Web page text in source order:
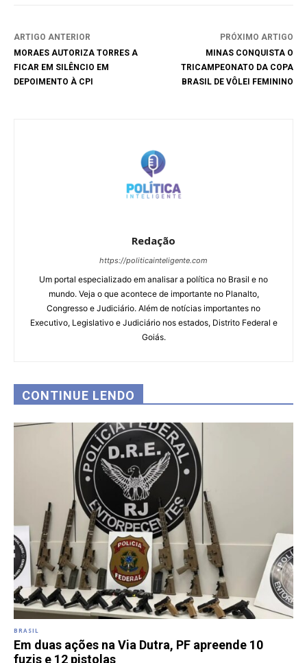
ARTIGO ANTERIOR
MORAES AUTORIZA TORRES A
FICAR EM SILÊNCIO EM
DEPOIMENTO À CPI
PRÓXIMO ARTIGO
MINAS CONQUISTA O
TRICAMPEONATO DA COPA
BRASIL DE VÔLEI FEMININO
Redação
https://politicainteligente.com
Um portal especializado em analisar a política no Brasil e no
mundo. Veja o que acontece de importante no Planalto,
Congresso e Judiciário. Além de notícias importantes no
Executivo, Legislativo e Judiciário nos estados, Distrito Federal e
Goiás.
CONTINUE LENDO
BRASIL
Em duas ações na Via Dutra, PF apreende 10
fuzis e 12 pistolas